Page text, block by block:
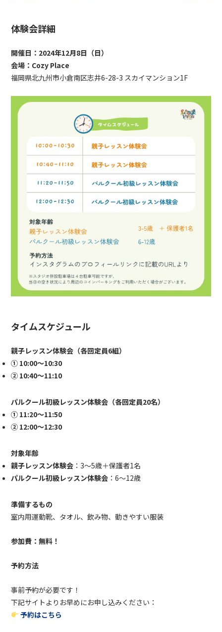
体験会詳細
開催日： 2024年12月8日（日）
会場： Cozy Place
福岡県北九州市小倉南区志井6-28-3 スカイマンション1F
タイムスケジュール
親子レッスン体験会（各回定員6組）
① 10:00〜10:30
② 10:40〜11:10
パルクール初級レッスン体験会（各回定員20名）
① 11:20〜11:50
② 12:00〜12:30
対象年齢
親子レッスン体験会 ：3〜5歳＋保護者1名
パルクール初級レッスン体験会 ：6〜12歳
準備するもの
室内用運動靴、 タオル、飲み物、 動きやすい服装
参加費：無料！
予約方法
事前予約が必要です！
下記サイトよりお早めにお申し込みください：
予約はこちら